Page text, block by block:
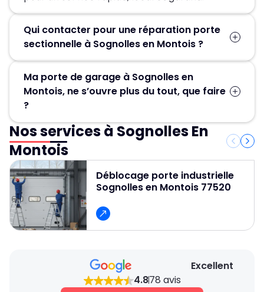
Qui contacter pour une réparation porte
sectionnelle à Sognolles en Montois ?
Sognolles en Montois, contactez MGParis au 01
84 24 42 80 ! Nos artisans serruriers assurent
un dépannage rapide et efficace en 30 minute.
Ma porte de garage à Sognolles en
Montois, ne s’ouvre plus du tout, que faire
?
Contactez Métallerie Grand Paris pour un
service de déblocage porte de garage rapide,
fiable et professionnel et pour obtenir un devis
gratuit et des conseils personnalisés.
Nos services à Sognolles En
Montois
Déblocage porte industrielle
Sognolles en Montois 77520
Excellent
4.878 avis